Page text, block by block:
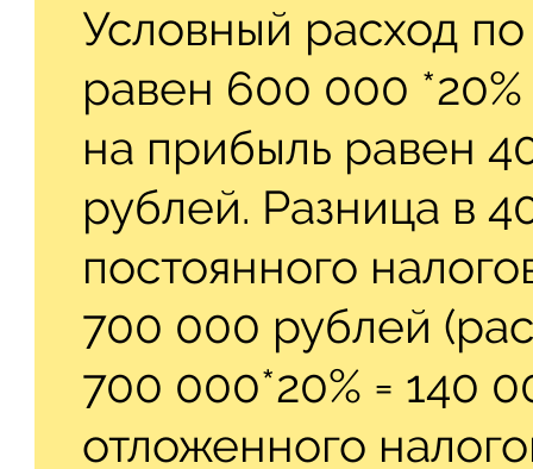
Условный расход
равен 600 000
на прибыль равен
рублей. Разница в
постоянного
700 000 рублей
700 000*20% = 140
отложенного